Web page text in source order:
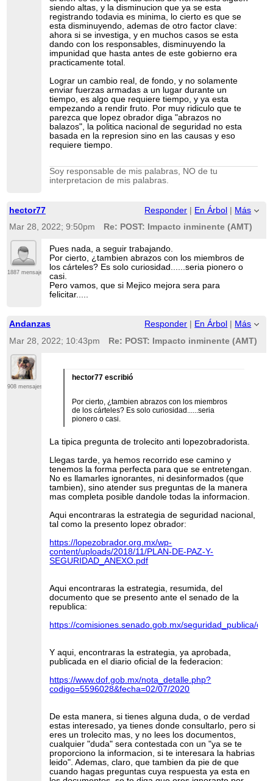
siendo altas, y la disminucion que ya se esta
registrando todavia es minima, lo cierto es que se
esta disminuyendo, ademas de otro factor clave:
ahora si se investiga, y en muchos casos se esta
dando con los responsables, disminuyendo la
impunidad que hasta antes de este gobierno era
practicamente total.
Lograr un cambio real, de fondo, y no solamente
enviar fuerzas armadas a un lugar durante un
tiempo, es algo que requiere tiempo, y ya esta
empezando a rendir fruto. Por muy ridiculo que te
parezca que lopez obrador diga "abrazos no
balazos", la politica nacional de seguridad no esta
basada en la represion sino en las causas y eso
requiere tiempo.
Soy responsable de mis palabras, NO de tu
interpretacion de mis palabras.
hector77 Responder | En Árbol | Más
Mar 28, 2022; 9:50pm
Re: POST: Impacto inminente (AMT)
1887 mensajes
Pues nada, a seguir trabajando.
Por cierto, ¿tambien abrazos con los miembros de
los cárteles? Es solo curiosidad......seria pionero o
casi.
Pero vamos, que si Mejico mejora sera para
felicitar.....
Andanzas Responder En Árbol
Más
Mar 28, 2022; 10:43pm
Re: POST: Impacto inminente (AMT)
908 mensajes
hector77 escribió
Por cierto, ¿tambien abrazos con los miembros
de los cárteles? Es solo curiosidad......seria
pionero o casi.
La tipica pregunta de trolecito anti lopezobradorista.
Llegas tarde, ya hemos recorrido ese camino y
tenemos la forma perfecta para que se entretengan.
No es llamarles ignorantes, ni desinformados (que
tambien), sino atender sus preguntas de la manera
mas completa posible dandole todas la informacion.
Aqui encontraras la estrategia de seguridad nacional,
tal como la presento lopez obrador:
https://lopezobrador.org.mx/wp-
content/uploads/2018/11/PLAN-DE-PAZ-Y-
SEGURIDAD_ANEXO.pdf
Aqui encontraras la estrategia, resumida, del
documento que se presento ante el senado de la
republica:
https://comisiones.senado.gob.mx/seguridad_publica/
Y aqui, encontraras la estrategia, ya aprobada,
publicada en el diario oficial de la federacion:
https://www.dof.gob.mx/nota_detalle.php?
codigo=5596028&fecha=02/07/2020
De esta manera, si tienes alguna duda, o de verdad
estas interesado, ya tienes donde consultarlo, pero si
eres un trolecito mas, y no lees los documentos,
cualquier "duda" sera contestada con un "ya se te
proporciono la informacion, si te interesara la habrias
leido". Ademas, claro, que tambien da pie de que
cuando hagas preguntas cuya respuesta ya esta en